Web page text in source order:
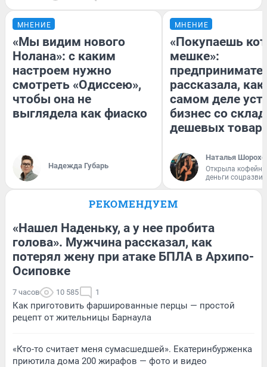
МНЕНИЕ
«Мы видим нового
Нолана»: с каким
настроем нужно
смотреть «Одиссею»,
чтобы она не
выглядела как фиаско
Надежда Губарь
МНЕНИЕ
«Покупаешь
мешке»:
рассказала, как
самом деле
бизнес со
дешевых
Наталья
Открыла
деньги
РЕКОМЕНДУЕМ
«Нашел Наденьку, а у нее пробита
голова». Мужчина рассказал, как
потерял жену при атаке БПЛА в Архипо-
Осиповке
7 часов 10 585 1
Как приготовить фаршированные перцы — простой
рецепт от жительницы Барнаула
«Кто-то считает меня сумасшедшей». Екатеринбурженка
приютила дома 200 жирафов — фото и видео